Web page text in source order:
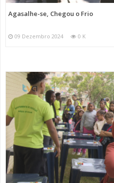
Agasalhe-se, Chegou o Frio
09 Dezembro 2024 0 K